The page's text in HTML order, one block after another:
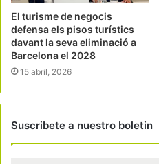
El turisme de negocis
defensa els pisos turístics
davant la seva eliminació a
Barcelona el 2028
15 abril, 2026
Suscribete a nuestro boletin